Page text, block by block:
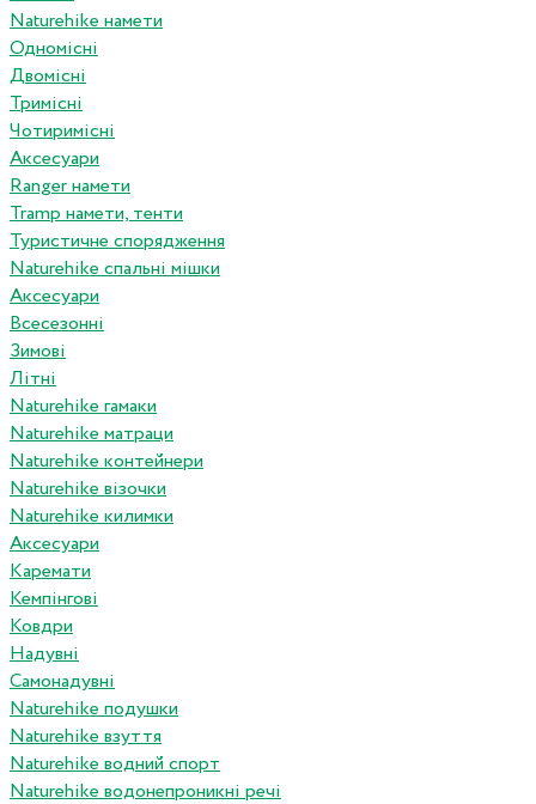
Naturehike намети
Одномісні
Двомісні
Тримісні
Чотиримісні
Аксесуари
Ranger намети
Tramp намети, тенти
Туристичне спорядження
Naturehike спальні мішки
Аксесуари
Всесезонні
Зимові
Літні
Naturehike гамаки
Naturehike матраци
Naturehike контейнери
Naturehike візочки
Naturehike килимки
Аксесуари
Каремати
Кемпінгові
Ковдри
Надувні
Самонадувні
Naturehike подушки
Naturehike взуття
Naturehike водний спорт
Naturehike водонепроникні речі